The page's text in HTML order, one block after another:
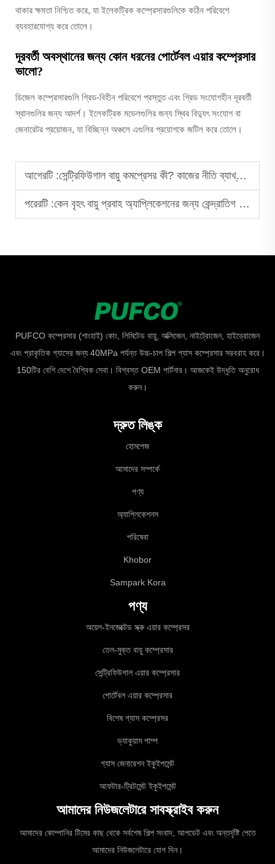
থাকার ক্ষমতা নিশ্চিত করে, যা ইলেকট্রিক কম্প্রেসারগুলিকে কঠিন পরিবেশে
ব্যবহারযোগ্য করে তোলে।
দূরবর্তী অবস্থানের জন্য কোন ধরনের পোর্টেবল এয়ার কম্প্রেসার
ভালো?
ডিজেল কম্প্রেসারগুলি গ্রিড-বিহীন পরিবেশে প্রস্তুত এবং গ্রিড সংযোগহীন দূরবর্তী
স্থানগুলির জন্য আদর্শ। ইলেকট্রিক মডেলগুলির জন্য স্থির বিদ্যুৎ সংযোগ বা
জেনারেটর প্রয়োজন, যা বিচ্ছিন্ন অঞ্চলে এগুলির প্রয়োগকে জটিল করে তোলে।
আগেরটি :সেন্ট্রিফিউগাল বায়ু কমপ্রেসর কী? কাজের নীতি ব্যাখ্যা করা হলো
পরেরটি :কেন বৃহৎ বায়ু প্রবাহ অ্যাপ্লিকেশনের জন্য কেন্দ্রাতিগ বায়ু কম্প্রেসরগুলি আদর্শ
PUFCO কম্প্রেসার (শাংহাই) কোং, লিমিটেড বায়ু, অক্সিজেন, নাইট্রোজেন, হাইড্রোজেন
এবং প্রাকৃতিক গ্যাসের জন্য 40MPa পর্যন্ত উচ্চ-চাপ শিল্প গ্যাস কম্প্রেসার সরবরাহ করে।
150টির বেশি দেশে বৈশ্বিক সেবা। বিশ্বস্ত OEM পার্টনার। আজকেই উদ্ধৃতি অনুরোধ
করুন।
দ্রুত লিঙ্ক
হোমপেজ
আমাদের সম্পর্কে
পণ্য
অ্যাপ্লিকেশনস
পরিষেবা
Khobor
Sampark Kora
পণ্য
অয়েল-ইনজেক্টেড স্ক্রু এয়ার কম্প্রেসর
তেল-মুক্ত বায়ু কম্প্রেসার
সেন্ট্রিফিউগাল এয়ার কম্প্রেসার
পোর্টেবল এয়ার কম্প্রেসার
বিশেষ গ্যাস কম্প্রেসর
ভ্যাকুয়াম পাম্প
গ্যাস জেনারেশন ইকুইপমেন্ট
আফটার-ট্রিটমেন্ট ইকুইপমেন্ট
আমাদের নিউজলেটারে সাবস্ক্রাইব করুন
আমাদের কোম্পানির টিমের কাছ থেকে সর্বশেষ শিল্প সংবাদ, আপডেট এবং অন্তর্দৃষ্টি পেতে
আমাদের নিউজলেটারে যোগ দিন।